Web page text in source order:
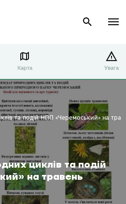
Карта Увага
циклів та подій
на травень
та подій НПП «Черемоський» на